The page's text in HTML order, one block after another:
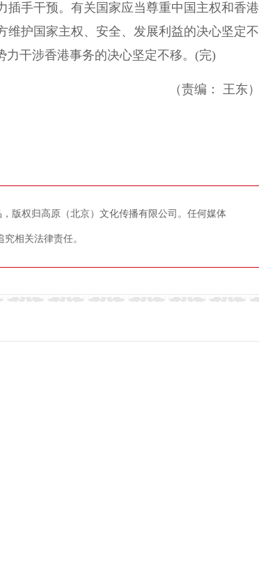
手干预。有关国家应当尊重中国主权和香港
护国家主权、安全、发展利益的决心坚定不
力干涉香港事务的决心坚定不移。(完)
（责编： 王东）
版权归高原（北京）文化传播有限公司。任何媒体
相关法律责任。